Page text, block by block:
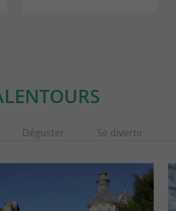
Déguster Se divertir